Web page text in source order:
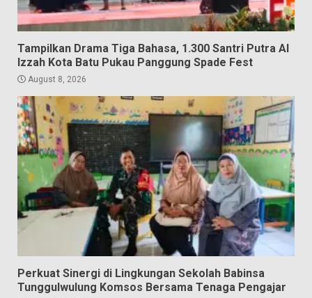
Tampilkan Drama Tiga Bahasa, 1.300 Santri Putra Al
Izzah Kota Batu Pukau Panggung Spade Fest
August 8, 2026
Perkuat Sinergi di Lingkungan Sekolah Babinsa
Tunggulwulung Komsos Bersama Tenaga Pengajar